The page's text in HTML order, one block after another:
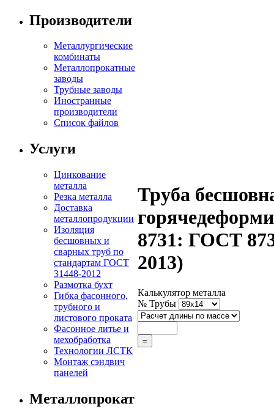
Производители
Металлургические
комбинаты
Металлопрокатные
заводы
Трубные заводы
Иностранные
производители
Список файлов
Услуги
Цинкование
металла
Резка металла
Доставка
металлопродукции
Изоляция
бесшовных и
сварных труб по
стандартам ГОСТ
31448-2012
Размотка бухт
Гибка фасонного,
трубного и
листового проката
Фасонное литье и
мехобработка
Технологии ЛСТК
Монтаж сэндвич
панелей
Металлопрокат
Труба
8731: ГОСТ
2013)
Калькулятор металла
№ Трубы